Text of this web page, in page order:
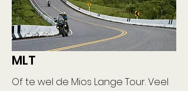
MLT
Of te wel de Mios Lange Tour. Veel